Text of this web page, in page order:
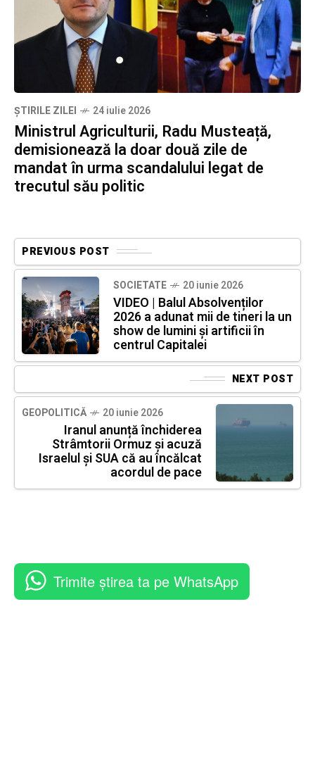
ȘTIRILE ZILEI 24 iulie 2026
Ministrul Agriculturii, Radu Musteață,
demisionează la doar două zile de
mandat în urma scandalului legat de
trecutul său politic
PREVIOUS POST
SOCIETATE 20 iunie 2026
VIDEO | Balul Absolvenților
2026 a adunat mii de tineri la un
show de lumini și artificii în
centrul Capitalei
NEXT POST
GEOPOLITICĂ 20 iunie 2026
Iranul anunță închiderea
Strâmtorii Ormuz și acuză
Israelul și SUA că au încălcat
acordul de pace
Trimite știrea ta pe WhatsApp